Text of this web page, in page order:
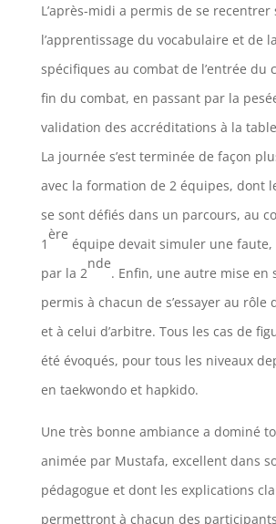
L’après-midi a permis de se recentrer
l’apprentissage du vocabulaire et de
spécifiques au combat de l’entrée du
fin du combat, en passant par la
validation des accréditations à la
La journée s’est terminée de façon
avec la formation de 2 équipes, dont
se sont défiés dans un parcours, au
1
ère
équipe devait simuler une faute,
par la 2
nde
. Enfin, une autre mise en
permis à chacun de s’essayer au rôle
et à celui d’arbitre. Tous les cas de
été évoqués, pour tous les niveaux
en taekwondo et hapkido.
Une très bonne ambiance a dominé
animée par Mustafa, excellent dans
pédagogue et dont les explications
permettront à chacun des